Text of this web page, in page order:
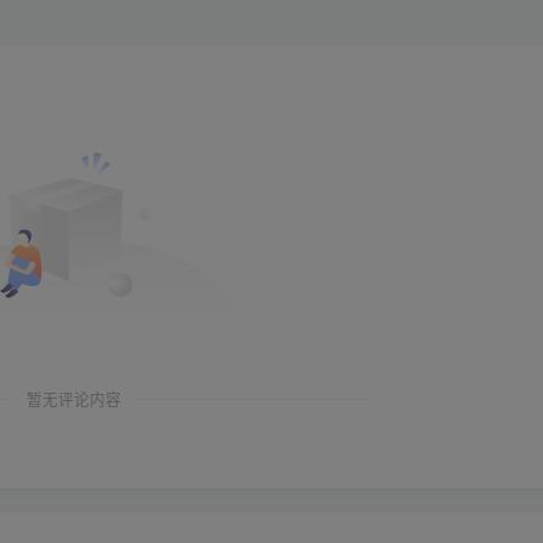
暂无评论内容